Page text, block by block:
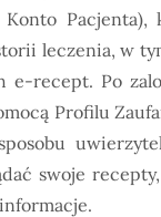
Pacjenta),
leczenia, w
e-recept. Po
Profilu
swoje